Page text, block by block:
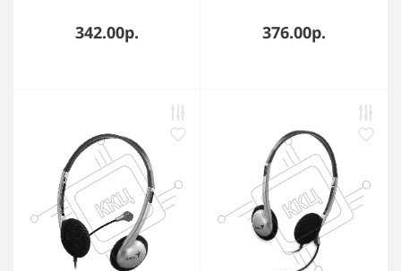
накладные, регулятор
громкости
342.00р. 376.00р.